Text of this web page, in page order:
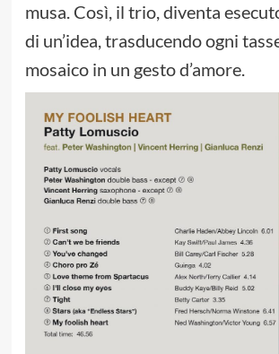
musa. Così, il trio, diventa
di un’idea, trasducendo ogni
mosaico in un gesto d’amore.